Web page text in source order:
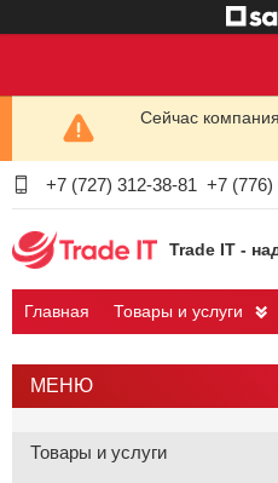
Сейчас
+7 (727) 312-38-81 +7 (776)
Trade IT -
Главная Товары и услуги
Товары и услуги